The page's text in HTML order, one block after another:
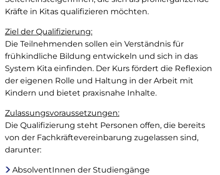
Kräfte in Kitas qualifizieren möchten.
Ziel der Qualifizierung:
Die Teilnehmenden sollen ein Verständnis für
frühkindliche Bildung entwickeln und sich in das
System Kita einfinden. Der Kurs fördert die Reflexion
der eigenen Rolle und Haltung in der Arbeit mit
Kindern und bietet praxisnahe Inhalte.
Zulassungsvoraussetzungen:
Die Qualifizierung steht Personen offen, die bereits
von der Fachkräftevereinbarung zugelassen sind,
darunter:
AbsolventInnen der Studiengänge